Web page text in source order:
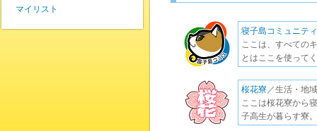
寝子島コミュニティ
ここは、すべての
とはここを使って
桜花寮／生活・地
ここは桜花寮から
子高生が暮らす寮
マイリスト